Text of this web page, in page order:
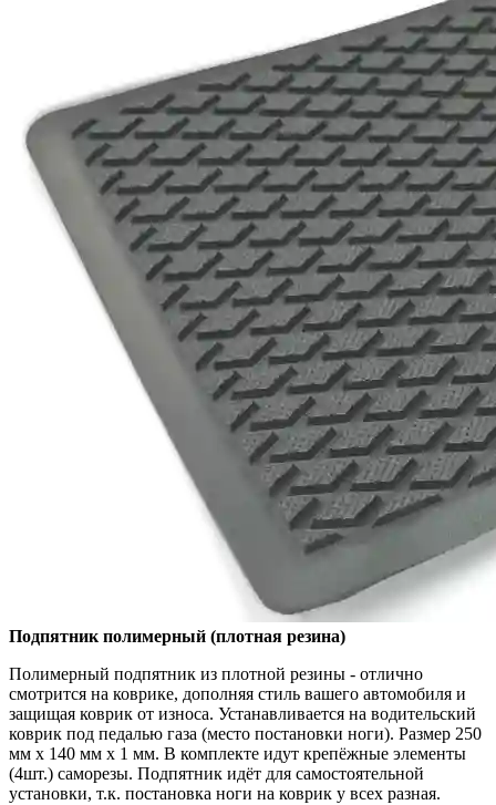
Подпятник полимерный (плотная резина)
Полимерный подпятник из плотной резины - отлично
смотрится на коврике, дополняя стиль вашего автомобиля и
защищая коврик от износа. Устанавливается на водительский
коврик под педалью газа (место постановки ноги). Размер 250
мм x 140 мм x 1 мм. В комплекте идут крепёжные элементы
(4шт.) саморезы. Подпятник идёт для самостоятельной
установки, т.к. постановка ноги на коврик у всех разная.